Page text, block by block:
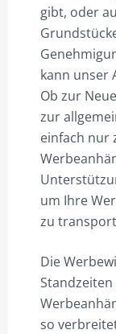
gibt, oder
kann unser
Ob zur
zur
einfach nur
um Ihre
zu
Die
so